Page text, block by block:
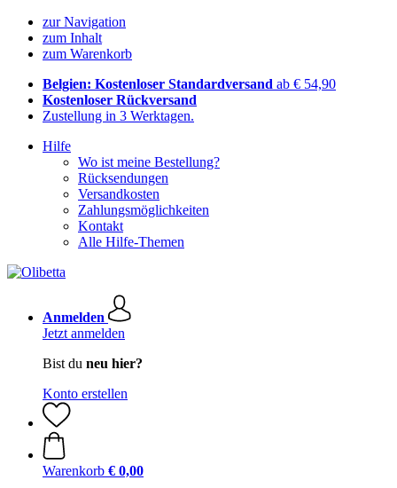
zur Navigation
zum Inhalt
zum Warenkorb
Belgien: Kostenloser Standardversand ab € 54,90
Kostenloser Rückversand
Zustellung in 3 Werktagen.
Hilfe
Wo ist meine Bestellung?
Rücksendungen
Versandkosten
Zahlungsmöglichkeiten
Kontakt
Alle Hilfe-Themen
Anmelden
Jetzt anmelden
Bist du neu hier?
Konto erstellen
Warenkorb € 0,00